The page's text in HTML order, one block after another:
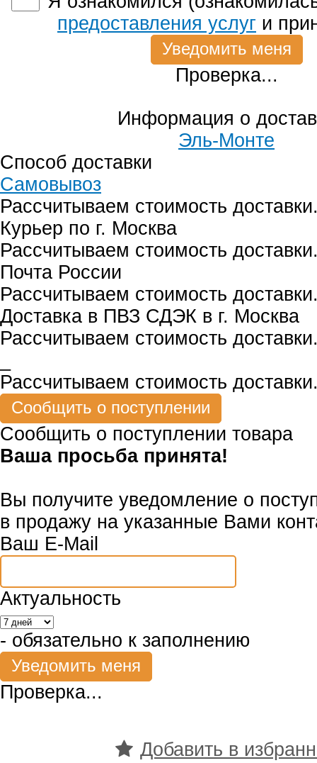
предоставления услуг и
Проверка...
Информация о
Эль-Монте
Способ доставки
Самовывоз
Рассчитываем стоимость
Курьер по г. Москва
Рассчитываем стоимость
Почта России
Рассчитываем стоимость
Доставка в ПВЗ СДЭК в г. Москва
Рассчитываем стоимость
Рассчитываем стоимость
Сообщить о поступлении товара
Ваша просьба принята!
Вы получите уведомление о
в продажу на указанные Вами
Ваш E-Mail
Актуальность
- обязательно к заполнению
Проверка...
Добавить в